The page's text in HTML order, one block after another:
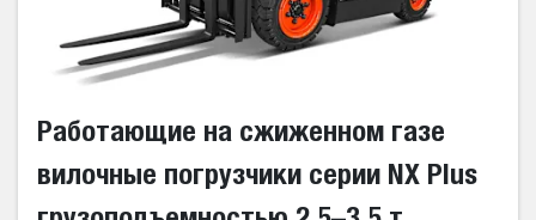
Работающие на сжиженном газе
вилочные погрузчики серии NX Plus